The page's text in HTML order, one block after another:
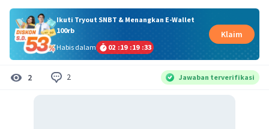
Ikuti Tryout SNBT & Menangkan E-Wallet
100rb
Habis dalam
02 :19 :19 :32
Klaim
2 2 Jawaban terverifikasi